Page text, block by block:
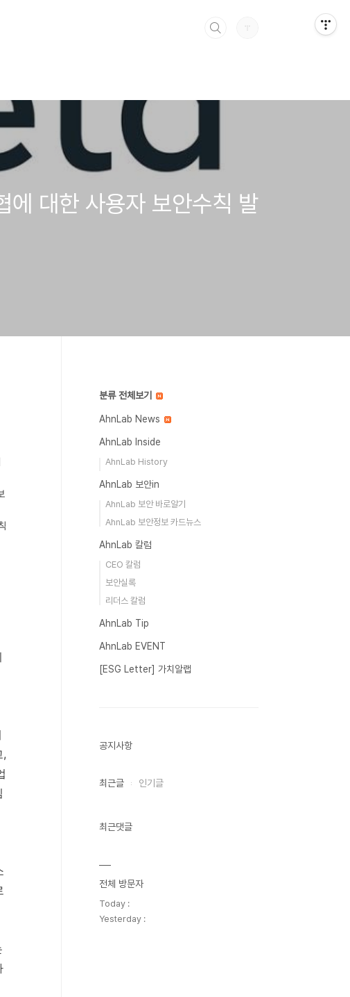
대한 사용자 보안수칙 발
,
분류 전체보기
AhnLab News
AhnLab Inside
AhnLab History
AhnLab 보안in
AhnLab 보안 바로알기
AhnLab 보안정보 카드뉴스
AhnLab 칼럼
CEO 칼럼
보안실록
리더스 칼럼
AhnLab Tip
AhnLab EVENT
[ESG Letter] 가치알랩
공지사항
최근글 인기글
최근댓글
전체 방문자
Today :
Yesterday :